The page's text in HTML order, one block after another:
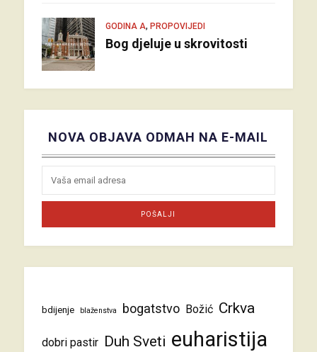
GODINA A, PROPOVIJEDI
Bog djeluje u skrovitosti
NOVA OBJAVA ODMAH NA E-MAIL
bdijenje blaženstva bogatstvo Božić Crkva
dobri pastir Duh Sveti euharistija